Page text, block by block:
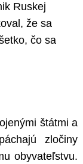
Ruskej
že sa
čo sa
štátmi a
zločiny
obyvateľstvu.